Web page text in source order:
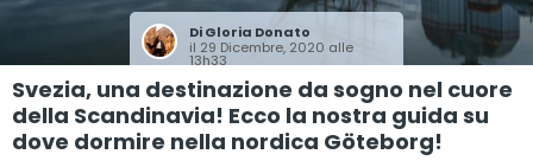
DiGloria Donato
il 29 Dicembre, 2020 alle
13h33
Svezia, una destinazione da sogno nel cuore
della Scandinavia! Ecco la nostra guida su
dove dormire nella nordica Göteborg!